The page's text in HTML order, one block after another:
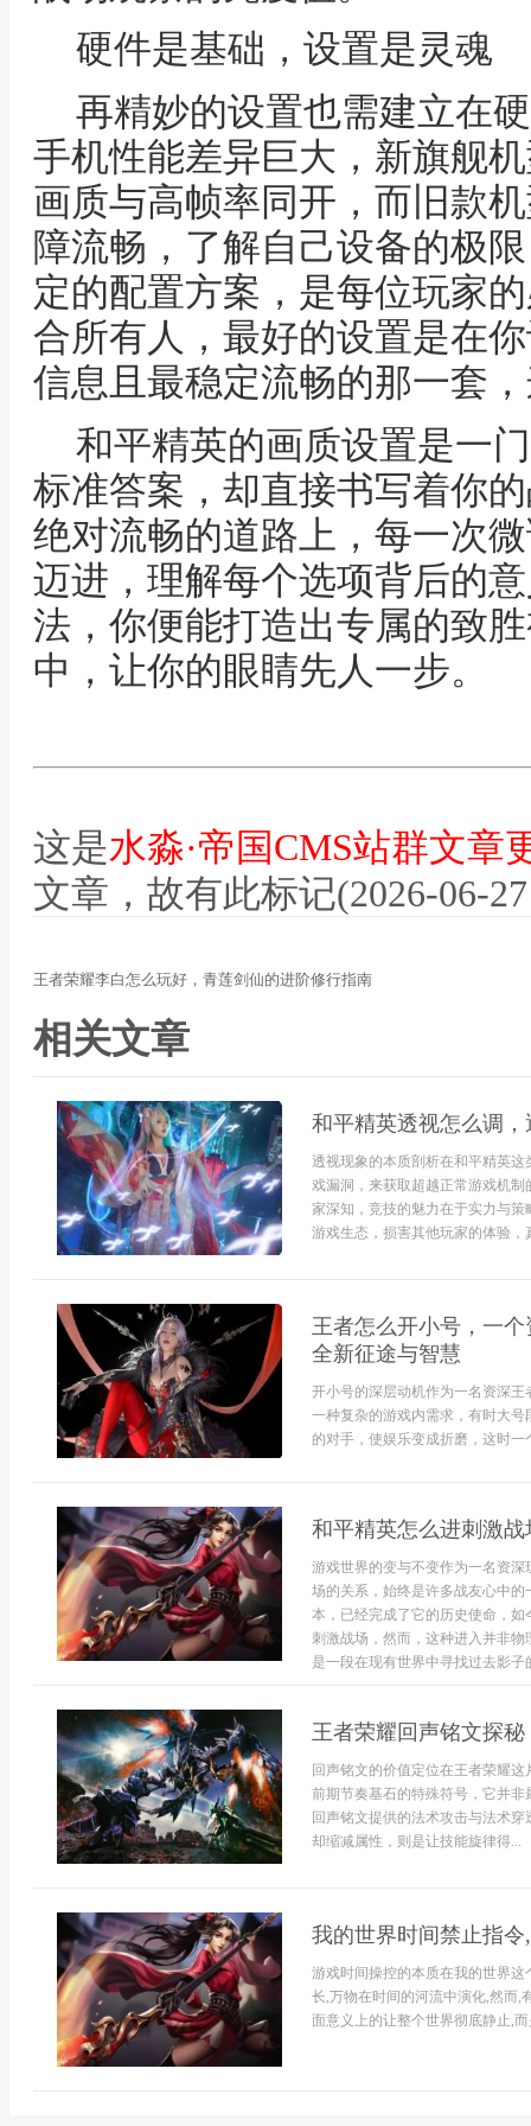
硬件是基础，设置是灵魂
再精妙的设置也需建立在
手机性能差异巨大，新旗舰
画质与高帧率同开，而旧款
障流畅，了解自己设备的极
定的配置方案，是每位玩家
合所有人，最好的设置是在
信息且最稳定流畅的那一套
和平精英的画质设置是一
标准答案，却直接书写着你
绝对流畅的道路上，每一次
迈进，理解每个选项背后的
法，你便能打造出专属的致
中，让你的眼睛先人一步。
这是水淼·帝国CMS站群文章
文章，故有此标记(2026-06-
王者荣耀李白怎么玩好，青莲剑仙的进阶修行指南
相关文章
和平精英透视怎么调
透视现象的本质剖析在和平精英
戏漏洞，来获取超越正常游戏机
家深知，竞技的魅力在于实力与
游戏生态，损害其他玩家的体验
王者怎么开小号，一
全新征途与智慧
开小号的深层动机作为一名资深
一种复杂的游戏内需求，有时大
的对手，使娱乐变成折磨，这时一
和平精英怎么进刺激
游戏世界的变与不变作为一名资
场的关系，始终是许多战友心中
本，已经完成了它的历史使命，
刺激战场，然而，这种进入并非
是一段在现有世界中寻找过去影
王者荣耀回声铭文探
回声铭文的价值定位在王者荣耀
前期节奏基石的特殊符号，它并
回声铭文提供的法术攻击与法术
却缩减属性，则是让技能旋律得...
我的世界时间禁止指
游戏时间操控的本质在我的世界
长,万物在时间的河流中演化,然而,
面意义上的让整个世界彻底静止,